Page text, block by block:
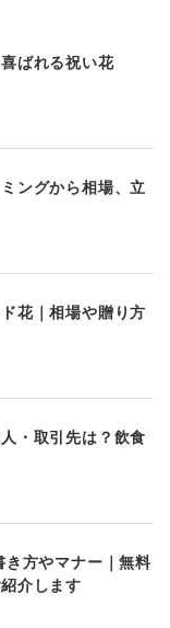
ばれる祝い花
ングから相場、立
花｜相場や贈り方
・取引先は？飲食
き方やマナー｜無料
介します